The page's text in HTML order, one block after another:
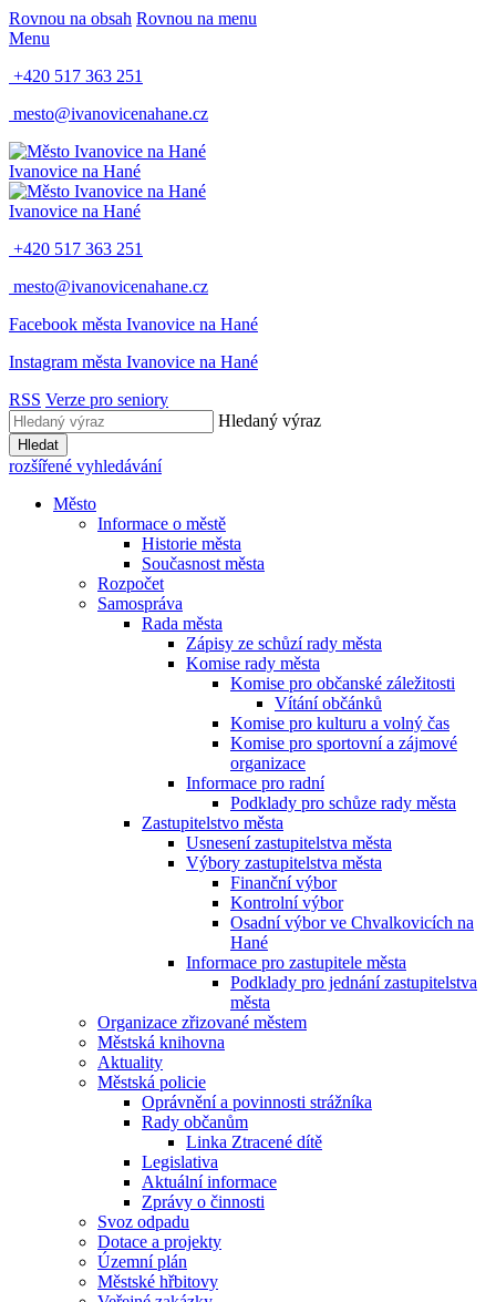
Rovnou na obsah Rovnou na menu
Menu
+420 517 363 251
mesto@ivanovicenahane.cz
Ivanovice na Hané
Ivanovice na Hané
+420 517 363 251
mesto@ivanovicenahane.cz
Facebook města Ivanovice na Hané
Instagram města Ivanovice na Hané
RSS Verze pro seniory
Hledaný výraz
Hledat
rozšířené vyhledávání
Město
Informace o městě
Historie města
Současnost města
Rozpočet
Samospráva
Rada města
Zápisy ze schůzí rady města
Komise rady města
Komise pro občanské záležitosti
Vítání občánků
Komise pro kulturu a volný čas
Komise pro sportovní a zájmové
organizace
Informace pro radní
Podklady pro schůze rady města
Zastupitelstvo města
Usnesení zastupitelstva města
Výbory zastupitelstva města
Finanční výbor
Kontrolní výbor
Osadní výbor ve Chvalkovicích na
Hané
Informace pro zastupitele města
Podklady pro jednání zastupitelstva
města
Organizace zřizované městem
Městská knihovna
Aktuality
Městská policie
Oprávnění a povinnosti strážníka
Rady občanům
Linka Ztracené dítě
Legislativa
Aktuální informace
Zprávy o činnosti
Svoz odpadu
Dotace a projekty
Územní plán
Městské hřbitovy